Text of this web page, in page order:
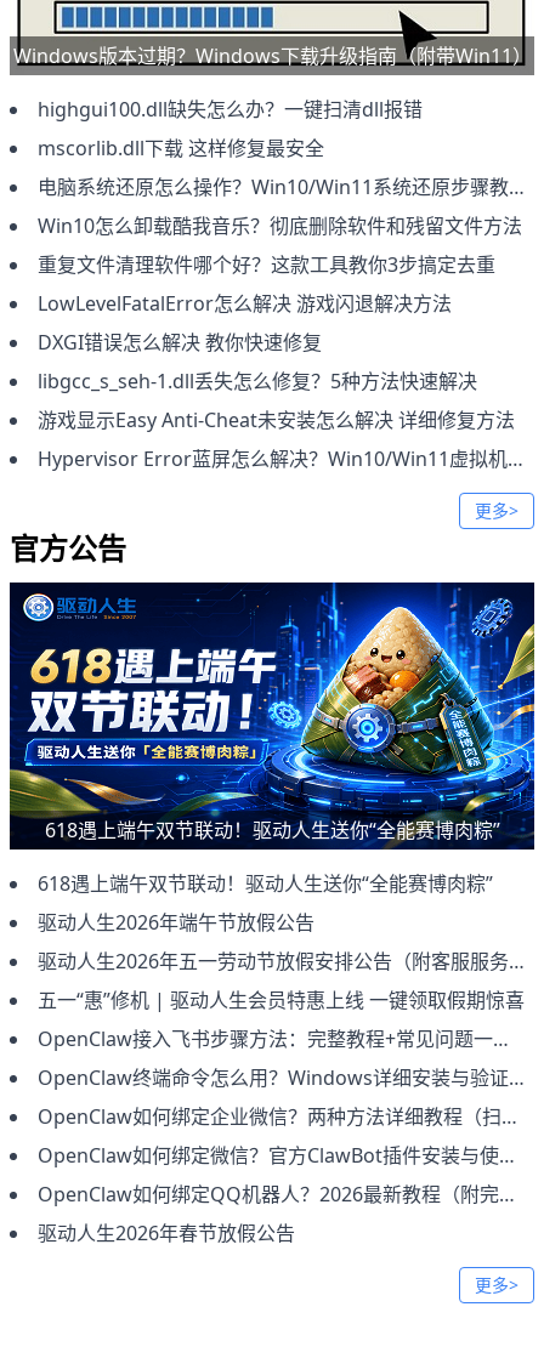
Windows版本过期？Windows下载升级指南（附带Win11）
highgui100.dll缺失怎么办？一键扫清dll报错
mscorlib.dll下载 这样修复最安全
电脑系统还原怎么操作？Win10/Win11系统还原步骤教程
Win10怎么卸载酷我音乐？彻底删除软件和残留文件方法
​重复文件清理软件哪个好？这款工具教你3步搞定去重
LowLevelFatalError怎么解决 游戏闪退解决方法
DXGI错误怎么解决 教你快速修复
libgcc_s_seh-1.dll丢失怎么修复？5种方法快速解决
游戏显示Easy Anti-Cheat未安装怎么解决 详细修复方法
Hypervisor Error蓝屏怎么解决？Win10/Win11虚拟机错误修复方法
更多>
官方公告
618遇上端午双节联动！驱动人生送你“全能赛博肉粽”
618遇上端午双节联动！驱动人生送你“全能赛博肉粽”
驱动人生2026年端午节放假公告
驱动人生2026年五一劳动节放假安排公告（附客服服务说明）
五一“惠”修机 | 驱动人生会员特惠上线 一键领取假期惊喜
OpenClaw接入飞书步骤方法：完整教程+常见问题一次讲清（2026新版）
OpenClaw终端命令怎么用？Windows详细安装与验证教程（新手必看）
OpenClaw如何绑定企业微信？两种方法详细教程（扫码接入+手动配置）
OpenClaw如何绑定微信？官方ClawBot插件安装与使用完整教程
OpenClaw如何绑定QQ机器人？2026最新教程（附完整步骤）
驱动人生2026年春节放假公告
更多>